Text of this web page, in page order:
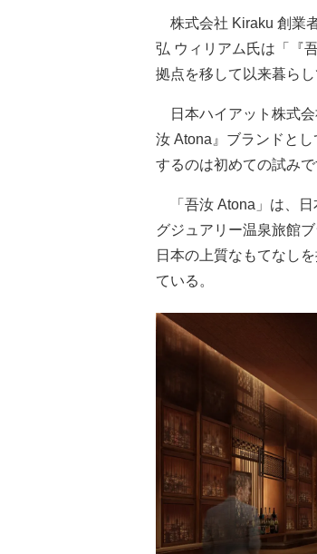
株式会社 Kiraku 創業
弘 ウィリアム氏は「『
拠点を移して以来暮ら
日本ハイアット株式会
汝 Atona』ブランドと
するのは初めての試み
「吾汝 Atona」は、日
グジュアリー温泉旅館
日本の上質なもてなし
ている。